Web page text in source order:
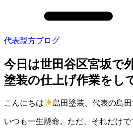
代表親方ブログ
今日は世田谷区宮坂で
塗装の仕上げ作業をし
こんにちは 島田塗装、代表の島田
いつも一生懸命。ただ、それだけで